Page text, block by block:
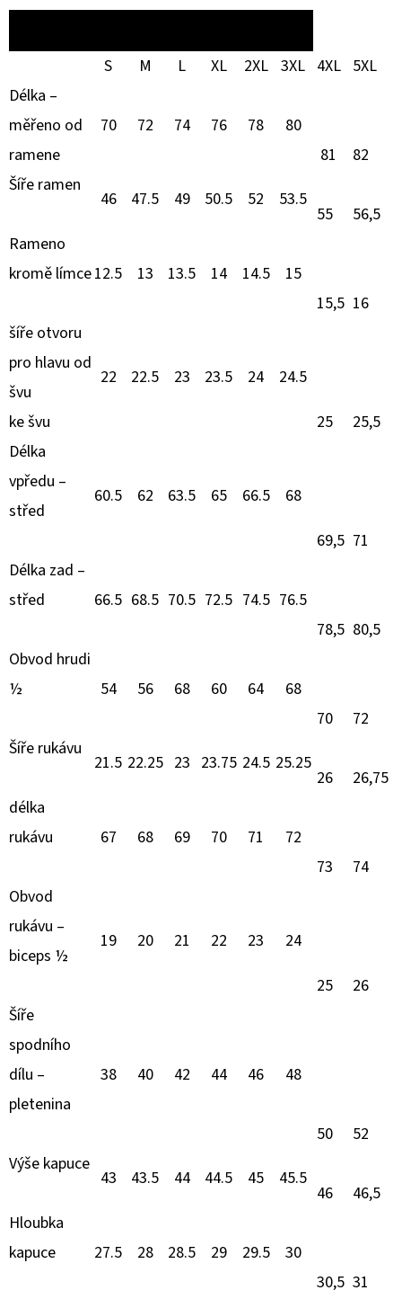
S
M L XL 2XL 3XL 4XL 5XL
Délka –
měřeno od
ramene
70 72 74 76 78
80
81
82
Šíře ramen
46 47.5 49 50.5 52 53.5
55
56,5
Rameno
kromě límce12.5 13 13.5 14 14.5
15
15,5 16
šíře otvoru
pro hlavu od
švu
22 22.5 23 23.5 24
24.5
25
25,5
ke švu
Délka
vpředu –
střed
60.5 62 63.5 65 66.5
68
69,5 71
Délka zad –
střed
66.5 68.5 70.5 72.5 74.5 76.5
78,5 80,5
Obvod hrudi
½
54 56 68 60 64
68
70
72
Šíře rukávu
21.5 22.25 23 23.75 24.5 25.25
26
26,75
délka
rukávu
67 68 69 70 71
72
73
74
Obvod
rukávu –
biceps ½
19 20 21 22 23
24
25
26
Šíře
spodního
dílu –
pletenina
38 40 42 44 46 48
50
52
Výše kapuce
43 43.5 44 44.5 45 45.5
46
46,5
Hloubka
kapuce
27.5 28 28.5 29 29.5
30
30,5 31